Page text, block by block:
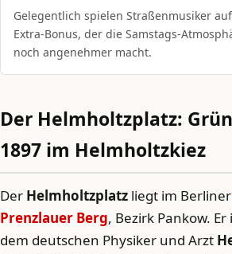
Gelegentlich spielen Straßenmusiker
Extra-Bonus, der die Samstags-
noch angenehmer macht.
Der Helmholtzplatz:
1897 im Helmholtzkiez
Der Helmholtzplatz liegt im Berliner
Prenzlauer Berg, Bezirk Pankow.
dem deutschen Physiker und Arzt